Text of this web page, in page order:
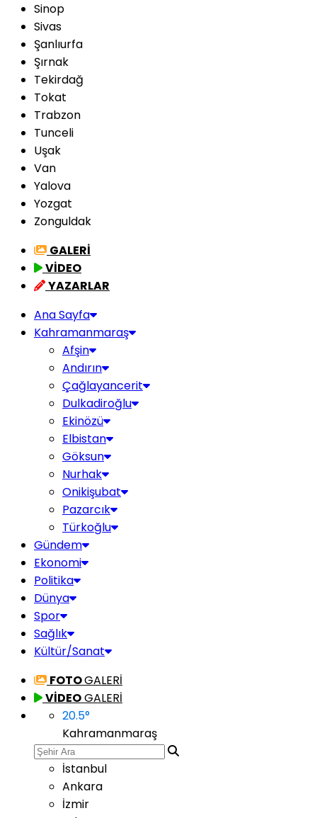
Sinop
Sivas
Şanlıurfa
Şırnak
Tekirdağ
Tokat
Trabzon
Tunceli
Uşak
Van
Yalova
Yozgat
Zonguldak
GALERİ
VİDEO
YAZARLAR
Ana Sayfa
Kahramanmaraş
Afşin
Andırın
Çağlayancerit
Dulkadiroğlu
Ekinözü
Elbistan
Göksun
Nurhak
Onikişubat
Pazarcık
Türkoğlu
Gündem
Ekonomi
Politika
Dünya
Spor
Sağlık
Kültür/Sanat
FOTOGALERİ
VİDEOGALERİ
20.5°
Kahramanmaraş
İstanbul
Ankara
İzmir